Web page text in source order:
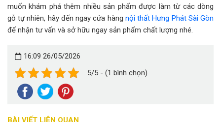
muốn khám phá thêm nhiều sản phẩm được làm từ các dòng
gỗ tự nhiên, hãy đến ngay cửa hàng nội thất Hưng Phát Sài Gòn
để nhận tư vấn và sở hữu ngay sản phẩm chất lượng nhé.
16:09 26/05/2026
5/5 - (1 bình chọn)
BÀI VIẾT LIÊN QUAN